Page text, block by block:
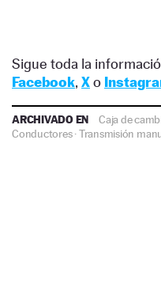
Sigue toda la
Facebook, Xo
ARCHIVADO EN Caja de
Conductores·Transmisión